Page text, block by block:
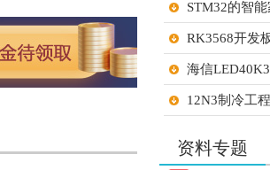
21ic下载 打赏
gsy幸运
21ic下载 打赏
用户：zhengdai
21ic下载 打赏
用户：lanmukk
STM32的智
RK3568开发
海信
12N3制冷工
STM32单片
资料专题